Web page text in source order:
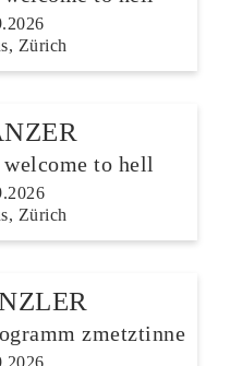
Zürich
welcome to hell
Zürich
zmetztinne